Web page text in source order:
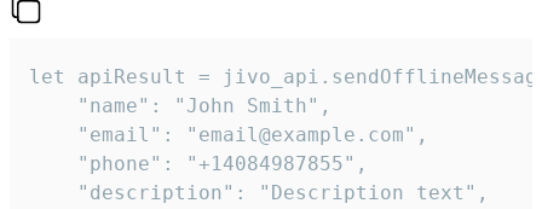
let apiResult =
    "name": "John Smith",
    "email": "email@example.com",
    "phone": "+14084987855",
    "description": "Description text",